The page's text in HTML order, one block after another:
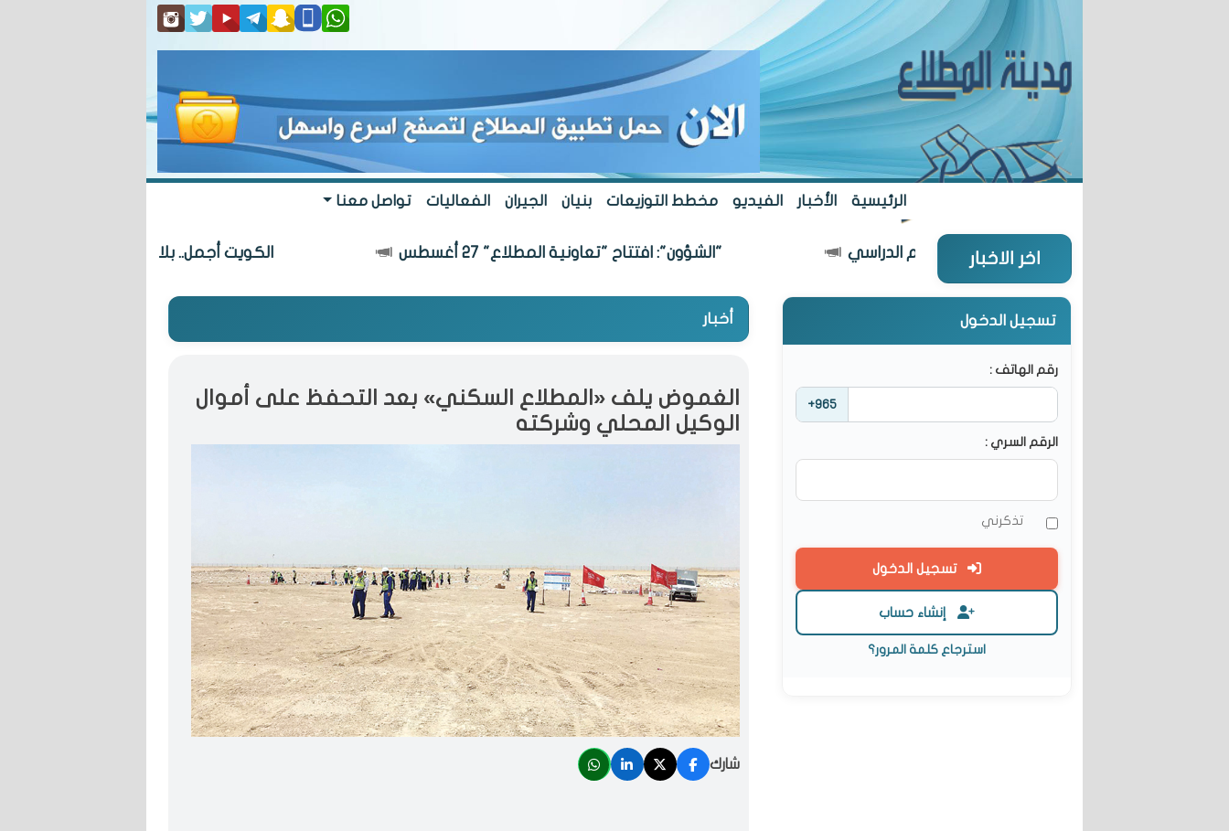
الرئيسية الأخبار الفيديو مخطط التوزيعات بنيان الجيران الفعاليات تواصل معنا
اخر الاخبار "الشؤون": افتتاح "تعاونية المطلاع" 27 أغسطس الكويت أجمل.. بلا تعديات
أخبار
الغموض يلف «المطلاع السكني» بعد التحفظ على أموال
الوكيل المحلي وشركته
شارك
تسجيل الدخول
رقم الهاتف :
+965
الرقم السري :
تذكرني
تسجيل الدخول
إنشاء حساب
استرجاع كلمة المرور؟